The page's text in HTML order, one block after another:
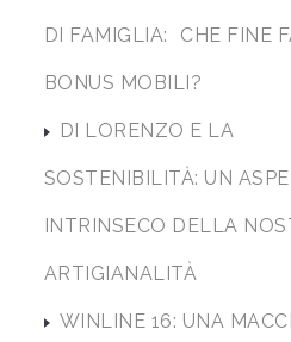
DI FAMIGLIA: CHE FINE
BONUS MOBILI?
DI LORENZO E LA
SOSTENIBILITÀ: UN
INTRINSECO DELLA
ARTIGIANALITÀ
WINLINE 16: UNA